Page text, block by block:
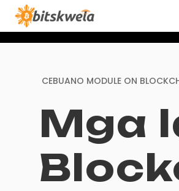
CEBUANO MODULE ON
Mga